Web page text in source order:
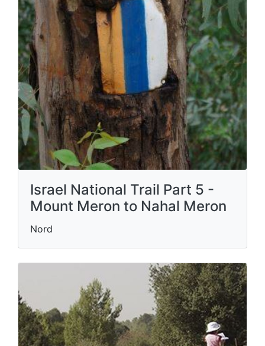
Israel National Trail Part 5 -
Mount Meron to Nahal Meron
Nord